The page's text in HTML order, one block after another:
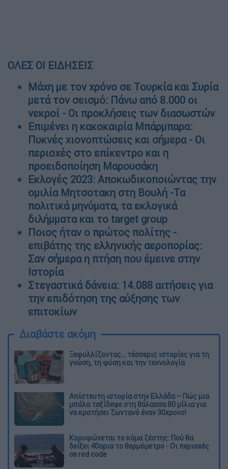
ΟΛΕΣ ΟΙ ΕΙΔΗΣΕΙΣ
Mάχη με τον χρόνο σε Τουρκία και Συρία
μετά τον σεισμό: Πάνω από 8.000 οι
νεκροί - Οι προκλήσεις των διασωστών
Επιμένει η κακοκαιρία Μπάρμπαρα:
Πυκνές χιονοπτώσεις και σήμερα - Οι
περιοχές στο επίκεντρο και η
προειδοποίηση Μαρουσάκη
Εκλογές 2023: Αποκωδικοποιώντας την
ομιλία Μητσοτακη στη Βουλή -Τα
πολιτικά μηνύματα, τα εκλογικά
διλήμματα και το target group
Ποιος ήταν ο πρώτος πολίτης -
επιβάτης της ελληνικής αεροπορίας:
Σαν σήμερα η πτήση που έμεινε στην
Ιστορία
Στεγαστικά δάνεια: 14.088 αιτήσεις για
την επιδότηση της αύξησης των
επιτοκίων
Διαβάστε ακόμη
Ξεφυλλίζοντας... τέσσερις ιστορίες για τη
γνώση, τη φύση και την τεχνολογία
Απίστευτη ιστορία στην Ελλάδα – Πώς μια
μπάλα ταξίδεψε στη θάλασσα 80 μίλια για
να κρατήσει ζωντανό έναν 30χρονο!
Κορυφώνεται το κύμα ζέστης: Πού θα
δείξει 40αρια το θερμόμετρο - Οι περιοχές
σε red code